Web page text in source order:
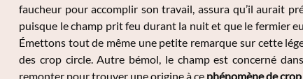
faucheur pour accomplir son travail, assura qu’il aurait
puisque le champ prit feu durant la nuit et que le fermier
Émettons tout de même une petite remarque sur cette
des crop circle. Autre bémol, le champ est concerné
remonter pour trouver une origine à ce phénomène de